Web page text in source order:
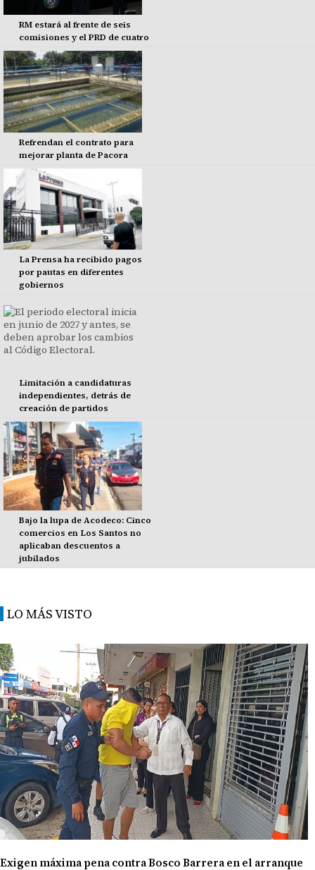
RM estará al frente de seis
comisiones y el PRD de cuatro
Refrendan el contrato para
mejorar planta de Pacora
La Prensa ha recibido pagos
por pautas en diferentes
gobiernos
Limitación a candidaturas
independientes, detrás de
creación de partidos
Bajo la lupa de Acodeco: Cinco
comercios en Los Santos no
aplicaban descuentos a
jubilados
LO MÁS VISTO
Exigen máxima pena contra Bosco Barrera en el arranque